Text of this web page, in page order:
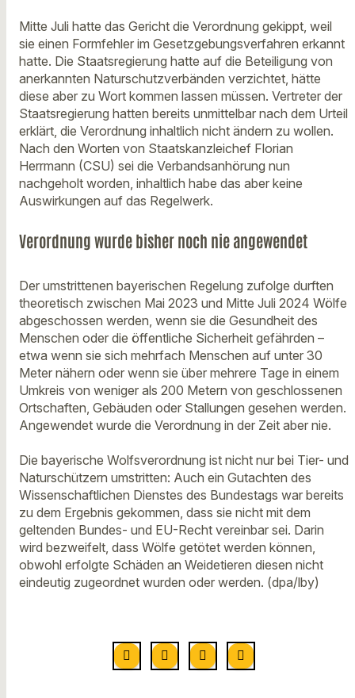
Mitte Juli hatte das Gericht die Verordnung gekippt, weil
sie einen Formfehler im Gesetzgebungsverfahren erkannt
hatte. Die Staatsregierung hatte auf die Beteiligung von
anerkannten Naturschutzverbänden verzichtet, hätte
diese aber zu Wort kommen lassen müssen. Vertreter der
Staatsregierung hatten bereits unmittelbar nach dem Urteil
erklärt, die Verordnung inhaltlich nicht ändern zu wollen.
Nach den Worten von Staatskanzleichef Florian
Herrmann (CSU) sei die Verbandsanhörung nun
nachgeholt worden, inhaltlich habe das aber keine
Auswirkungen auf das Regelwerk.
Verordnung wurde bisher noch nie angewendet
Der umstrittenen bayerischen Regelung zufolge durften
theoretisch zwischen Mai 2023 und Mitte Juli 2024 Wölfe
abgeschossen werden, wenn sie die Gesundheit des
Menschen oder die öffentliche Sicherheit gefährden –
etwa wenn sie sich mehrfach Menschen auf unter 30
Meter nähern oder wenn sie über mehrere Tage in einem
Umkreis von weniger als 200 Metern von geschlossenen
Ortschaften, Gebäuden oder Stallungen gesehen werden.
Angewendet wurde die Verordnung in der Zeit aber nie.
Die bayerische Wolfsverordnung ist nicht nur bei Tier- und
Naturschützern umstritten: Auch ein Gutachten des
Wissenschaftlichen Dienstes des Bundestags war bereits
zu dem Ergebnis gekommen, dass sie nicht mit dem
geltenden Bundes- und EU-Recht vereinbar sei. Darin
wird bezweifelt, dass Wölfe getötet werden können,
obwohl erfolgte Schäden an Weidetieren diesen nicht
eindeutig zugeordnet wurden oder werden. (dpa/lby)